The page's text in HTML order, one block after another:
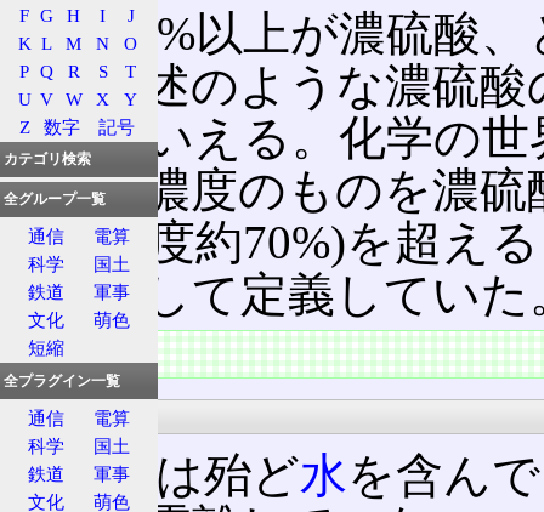
特に何%以上が濃硫酸
い。前述のような濃硫
あるといえる。化学の
以上の濃度のものを濃
1.59(濃度約70%)を超え
硫酸として定義していた
特徴
弱酸
濃硫酸は殆ど水を含ん
F G H I
J
K L M N
O
P Q R S
T
U V W X
Y
Z
数字 記号
カテゴリ検索
全グループ一覧
通信
電算
科学
国土
鉄道
軍事
文化
萌色
短縮
全プラグイン一覧
通信
電算
科学
国土
鉄道
軍事
文化
萌色